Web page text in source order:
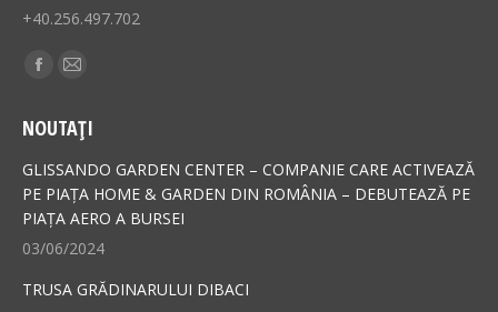
+40.256.497.702
Find us on:
Facebook
opens
in
new
window
Mail
opens
in
new
window
NOUTAȚI
GLISSANDO GARDEN CENTER – COMPANIE CARE ACTIVEAZĂ
PE PIAȚA HOME & GARDEN DIN ROMÂNIA – DEBUTEAZĂ PE
PIAȚA AERO A BURSEI
03/06/2024
TRUSA GRĂDINARULUI DIBACI